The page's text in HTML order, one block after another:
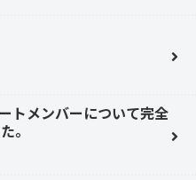
トメンバーについて完全
。